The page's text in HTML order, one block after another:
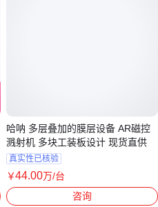
哈呐 多层叠加的膜层设备 AR磁控
溅射机 多块工装板设计 现货直供
真实性已核验
￥44.00万/台
咨询